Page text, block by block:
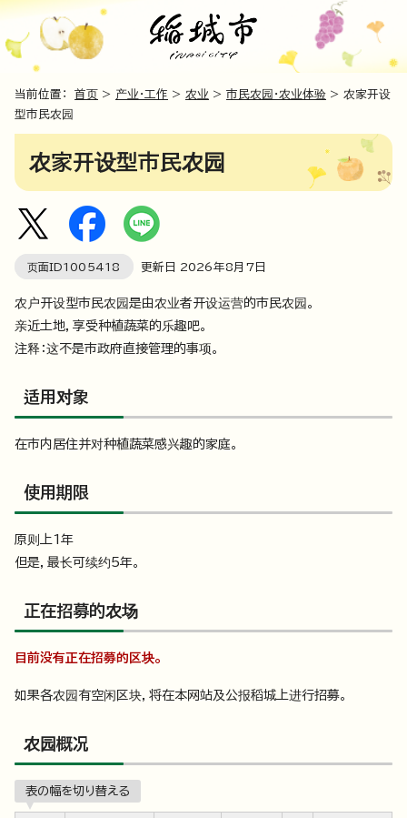
当前位置： 首页 > 产业・工作 > 农业 > 市民农园・农业体验 > 农家开设
型市民农园
农家开设型市民农园
页面ID1005418 更新日 2026年8月7日
农户开设型市民农园是由农业者开设运营的市民农园。
亲近土地，享受种植蔬菜的乐趣吧。
注释：这不是市政府直接管理的事项。
适用对象
在市内居住并对种植蔬菜感兴趣的家庭。
使用期限
原则上1年
但是，最长可续约5年。
正在招募的农场
目前没有正在招募的区块。
如果各农园有空闲区块，将在本网站及公报稻城上进行招募。
农园概况
表の幅を切り替える